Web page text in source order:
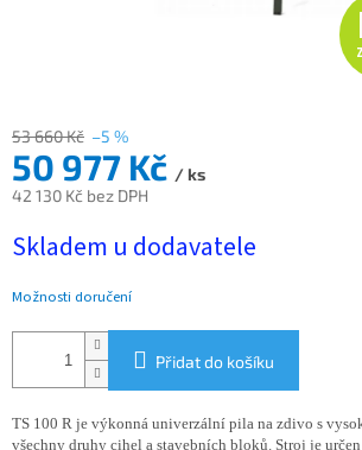
53 660 Kč –5 %
50 977 Kč / ks
42 130 Kč bez DPH
cena:
Skladem u dodavatele
Možnosti doručení
Přidat do košíku
TS 100 R je výkonná univerzální pila na zdivo s
všechny druhy cihel a stavebních bloků. Stroj je